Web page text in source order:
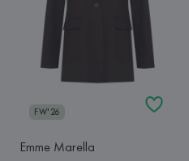
FW'26
Emme Marella